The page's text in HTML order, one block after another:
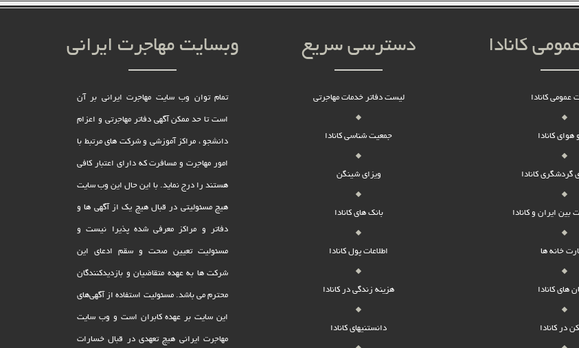
وبسایت مهاجرت ایرانی
تمام توان وب سایت مهاجرت ایرانی بر آن
است تا حد ممکن آگهی دفاتر مهاجرتی و اعزام
دانشجو ، مراکز آموزشی و شرکت های مرتبط با
امور مهاجرت و مسافرت که دارای اعتبار کافی
هستند را درج نماید. با این حال این وب سایت
هیچ مسئولیتی در قبال هیچ یک از آگهی ها و
دفاتر و مراکز معرفی شده پذیرا نیست و
مسئولیت تعیین صحت و سقم ادعای این
شرکت ها به عهده متقاضیان و بازدیدکنندگان
محترم می باشد. مسئولیت استفاده از آگهی‌های
این سایت بر عهده کابران است و وب سایت
مهاجرت ایرانی هیچ تعهدى در قبال خسارات
دسترسی سریع
لیست دفاتر خدمات مهاجرتی
جمعیت شناسی کانادا
ویزای شینگن
بانک های کانادا
اطلاعات پول کانادا
هزینه زندگی در کانادا
دانستنیهای کانادا
کانادا
عمومی کانادا
هوای کانادا
گردشگری کانادا
بین ایران و کانادا
خانه ها
های کانادا
در کانادا